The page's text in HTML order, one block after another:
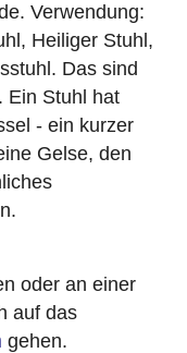
Verwendung:
Heiliger Stuhl,
Das sind
Ein Stuhl hat
- ein kurzer
Gelse, den
oder an einer
auf das
gehen.